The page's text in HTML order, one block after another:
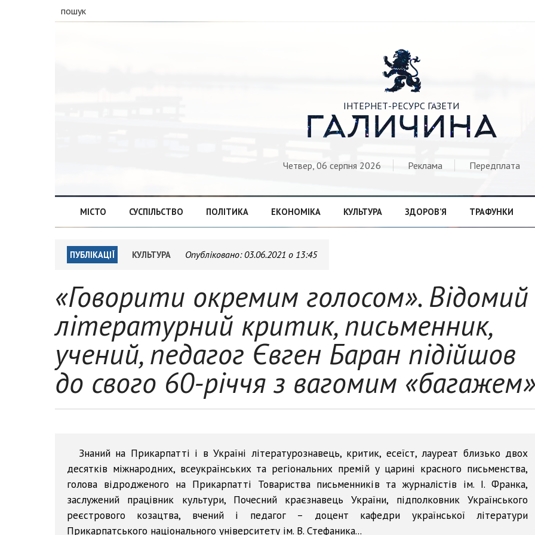
пошук

ІНТЕРНЕТ-РЕСУРС ГАЗЕТИ
ГАЛИЧИНА
Четвер, 06 серпня 2026 Реклама Передплата
МІСТО СУСПІЛЬСТВО ПОЛІТИКА ЕКОНОМІКА КУЛЬТУРА ЗДОРОВ’Я ТРАФУНКИ
ПУБЛІКАЦІЇ КУЛЬТУРА Опубліковано: 03.06.2021 о 13:45
«Говорити окремим голосом». Відомий
літературний критик, письменник,
учений, педагог Євген Баран підійшов
до свого 60-річчя з вагомим «багажем»
Знаний на Прикарпатті і в Україні літературознавець, критик, есеїст, лауреат близько двох
десятків міжнародних, всеукраїнських та регіональних премій у царині красного письменства,
голова відродженого на Прикарпатті Товариства письменників та журналістів ім. І. Франка,
заслужений працівник культури, Почесний краєзнавець України, підполковник Українського
реєстрового козацтва, вчений і педагог – доцент кафедри української літератури
Прикарпатського національного університету ім. В. Стефаника...